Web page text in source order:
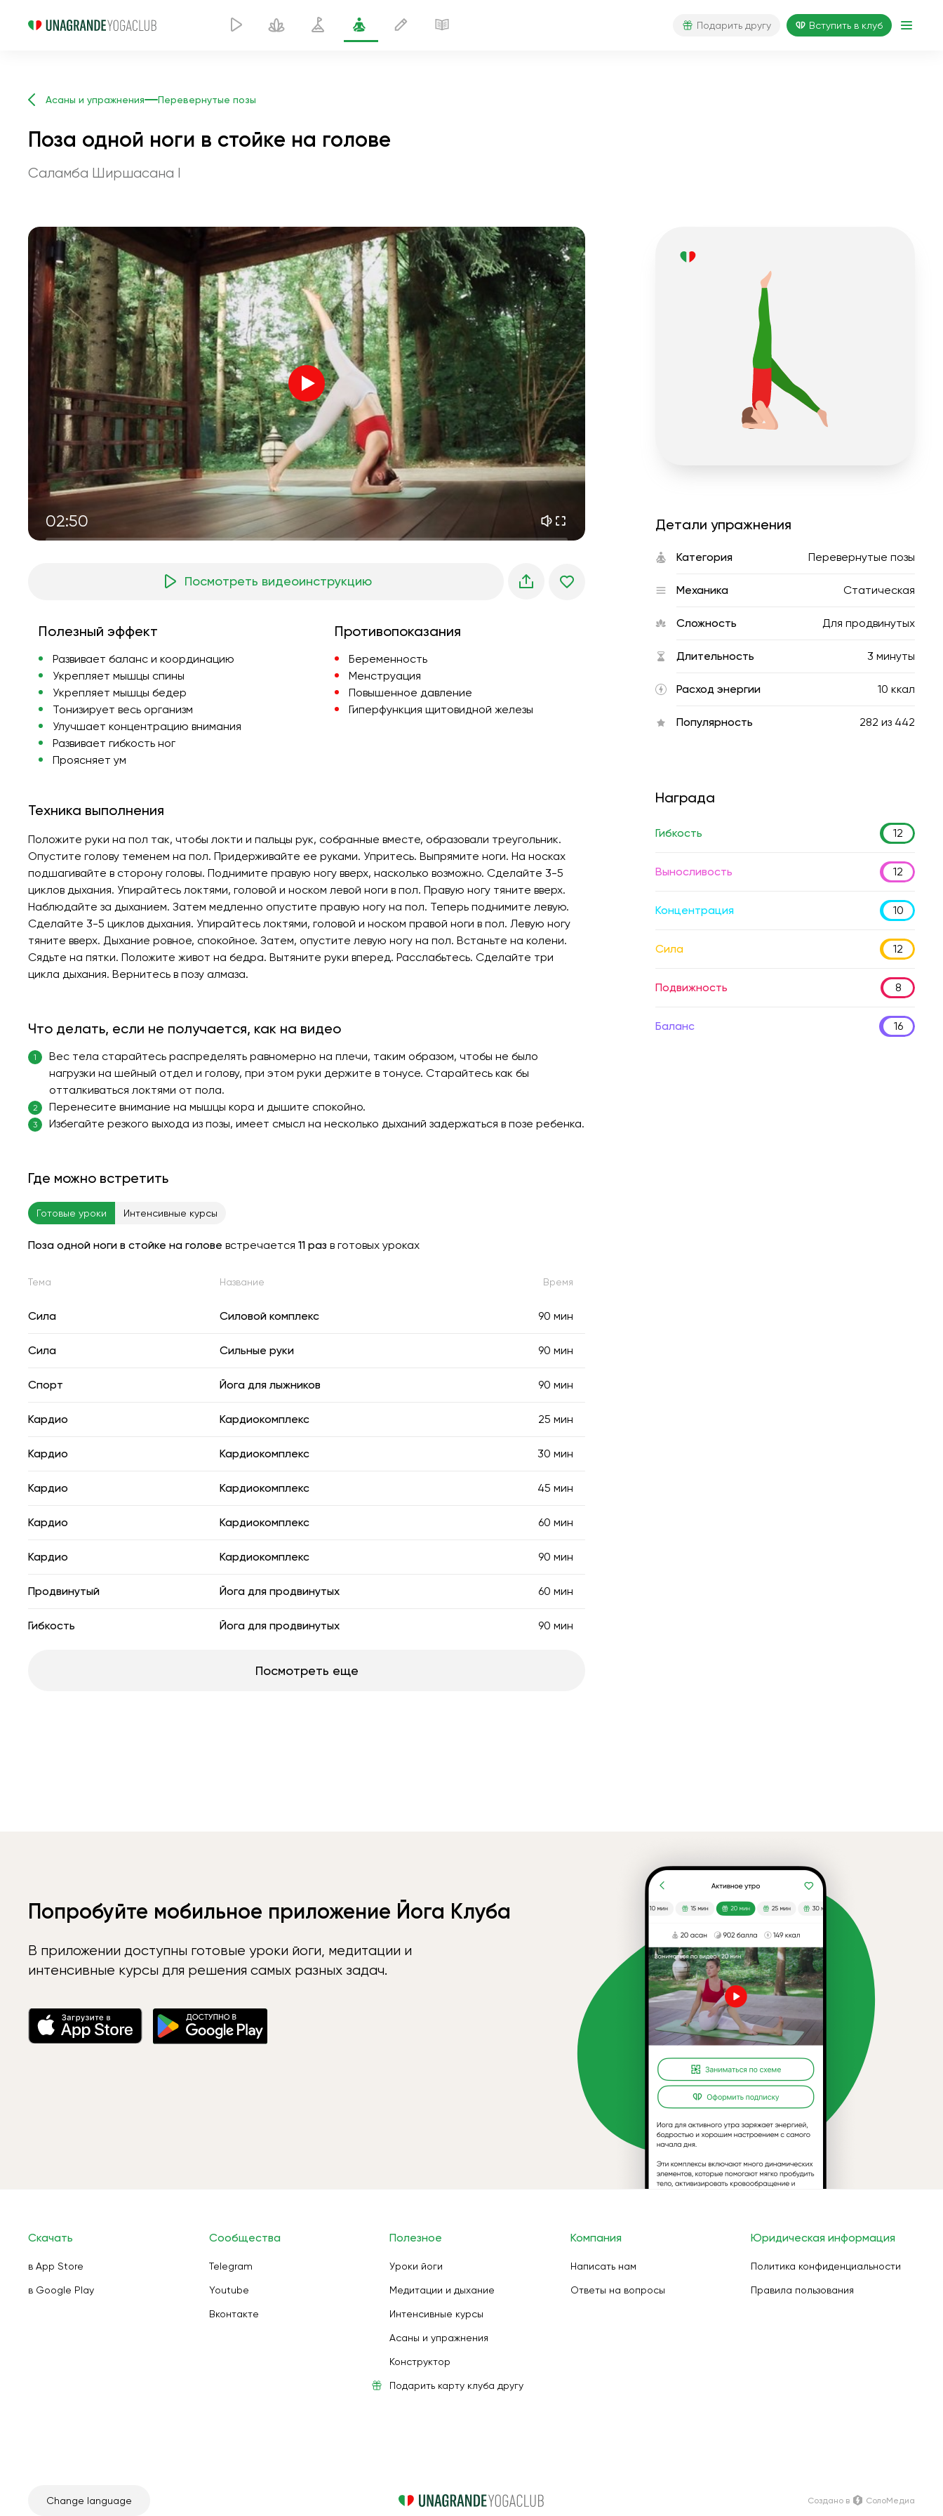
Подарить другу Вступить в клуб
Асаны и упражнения Перевернутые позы
Поза одной ноги в стойке на голове
Саламба Ширшасана I
02:50
Голос инструктора
полёт души 01:44
внутренний покой 01:27
утренние грёзы 01:34
лесная прохлада 05:00
летний дождь 02:00
горная тишина 02:00
морской бриз 02:00
голос ветра 02:00
весенний лес
Посмотреть видеоинструкцию
Полезный эффект
Развивает баланс и координацию
Укрепляет мышцы спины
Укрепляет мышцы бедер
Тонизирует весь организм
Улучшает концентрацию внимания
Развивает гибкость ног
Проясняет ум
Противопоказания
Беременность
Менструация
Повышенное давление
Гиперфункция щитовидной железы
Техника выполнения
Положите руки на пол так, чтобы локти и пальцы рук, собранные вместе, образовали треугольник.
Опустите голову теменем на пол. Придерживайте ее руками. Упритесь. Выпрямите ноги. На носках
подшагивайте в сторону головы. Поднимите правую ногу вверх, насколько возможно. Сделайте 3-5
циклов дыхания. Упирайтесь локтями, головой и носком левой ноги в пол. Правую ногу тяните вверх.
Наблюдайте за дыханием. Затем медленно опустите правую ногу на пол. Теперь поднимите левую.
Сделайте 3-5 циклов дыхания. Упирайтесь локтями, головой и носком правой ноги в пол. Левую ногу
тяните вверх. Дыхание ровное, спокойное. Затем, опустите левую ногу на пол. Встаньте на колени.
Сядьте на пятки. Положите живот на бедра. Вытяните руки вперед. Расслабьтесь. Сделайте три
цикла дыхания. Вернитесь в позу алмаза.
Что делать, если не получается, как на видео
1
Вес тела старайтесь распределять равномерно на плечи, таким образом, чтобы не было
нагрузки на шейный отдел и голову, при этом руки держите в тонусе. Старайтесь как бы
отталкиваться локтями от пола.
2 Перенесите внимание на мышцы кора и дышите спокойно.
3 Избегайте резкого выхода из позы, имеет смысл на несколько дыханий задержаться в позе ребенка.
Где можно встретить
Готовые уроки Интенсивные курсы
Поза одной ноги в стойке на голове встречается 11 раз в готовых уроках
Тема Название Время
Сила Силовой комплекс 90 мин
Сила Сильные руки 90 мин
Спорт Йога для лыжников 90 мин
Кардио Кардиокомплекс 25 мин
Кардио Кардиокомплекс 30 мин
Кардио Кардиокомплекс 45 мин
Кардио Кардиокомплекс 60 мин
Кардио Кардиокомплекс 90 мин
Продвинутый Йога для продвинутых 60 мин
Гибкость Йога для продвинутых 90 мин
Посмотреть еще
Детали упражнения
Категория Перевернутые позы
Механика Статическая
Сложность Для продвинутых
Длительность 3 минуты
Расход энергии 10 ккал
Популярность 282 из 442
Награда
Гибкость 12
Выносливость 12
Концентрация 10
Сила 12
Подвижность 8
Баланс 16
Попробуйте мобильное приложение Йога Клуба
В приложении доступны готовые уроки йоги, медитации и
интенсивные курсы для решения самых разных задач.
Скачать
в App Store
в Google Play
Сообщества
Telegram
Youtube
Вконтакте
Полезное
Уроки йоги
Медитации и дыхание
Интенсивные курсы
Асаны и упражнения
Конструктор
Подарить карту клуба другу
Компания
Написать нам
Ответы на вопросы
Юридическая информация
Политика конфиденциальности
Правила пользования
Change language Создано в СолоМедиа